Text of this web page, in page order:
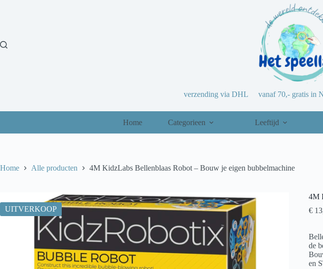
verzending via DHL vanaf 70,- gratis in
Home Categorieen Leeftijd
Home Alle producten 4M KidzLabs Bellenblaas Robot – Bouw je eigen bubbelmachine
UITVERKOOP
4M
€
de
en